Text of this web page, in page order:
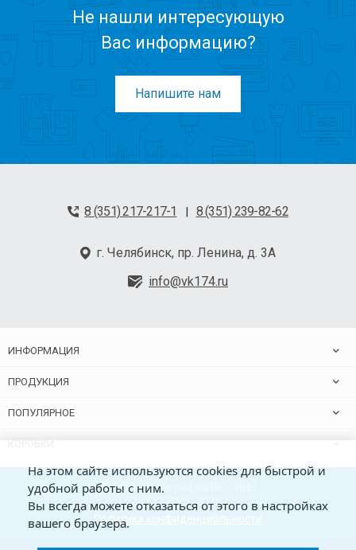
Не нашли интересующую
Вас информацию?
Напишите нам
8 (351) 217-217-1 | 8 (351) 239-82-62
г. Челябинск, пр. Ленина, д. 3А
info@vk174.ru
ИНФОРМАЦИЯ
ПРОДУКЦИЯ
ПОПУЛЯРНОЕ
© ООО «Типография ВК», ИНН
7453228180 , 2026 г.
Политика конфиденциальности
На этом сайте используются cookies для быстрой и
удобной работы с ним.
Вы всегда можете отказаться от этого в настройках
вашего браузера.